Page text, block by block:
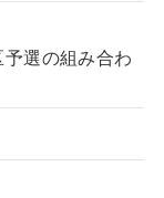
選の組み合わ